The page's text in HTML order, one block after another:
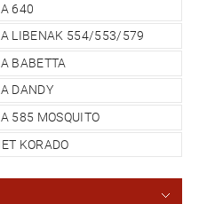
640
LIBENAK 554/553/579
BABETTA
DANDY
585 MOSQUITO
KORADO